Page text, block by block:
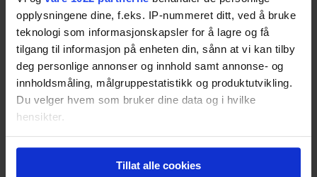
opplysningene dine, f.eks. IP-nummeret ditt, ved å bruke
teknologi som informasjonskapsler for å lagre og få
tilgang til informasjon på enheten din, sånn at vi kan tilby
deg personlige annonser og innhold samt annonse- og
innholdsmåling, målgruppestatistikk og produktutvikling.
Du velger hvem som bruker dine data og i hvilke
hensikter.
Hvis du gir oss lov, vil vi også gjerne:
Innhente informasjon om den geografiske
Tillat alle cookies
Resultatet er basert på
tester.
82
Smart ForTwo Electric Drive
Resultatet er basert på1test.